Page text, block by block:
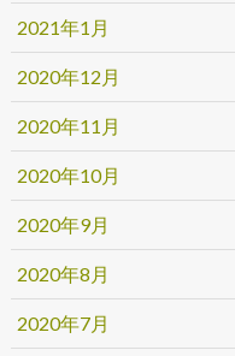
2021年1月
2020年12月
2020年11月
2020年10月
2020年9月
2020年8月
2020年7月